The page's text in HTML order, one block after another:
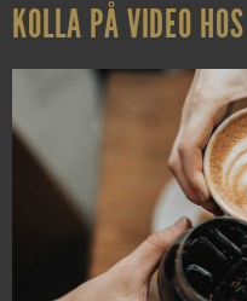
KOLLA PÅ VIDEO